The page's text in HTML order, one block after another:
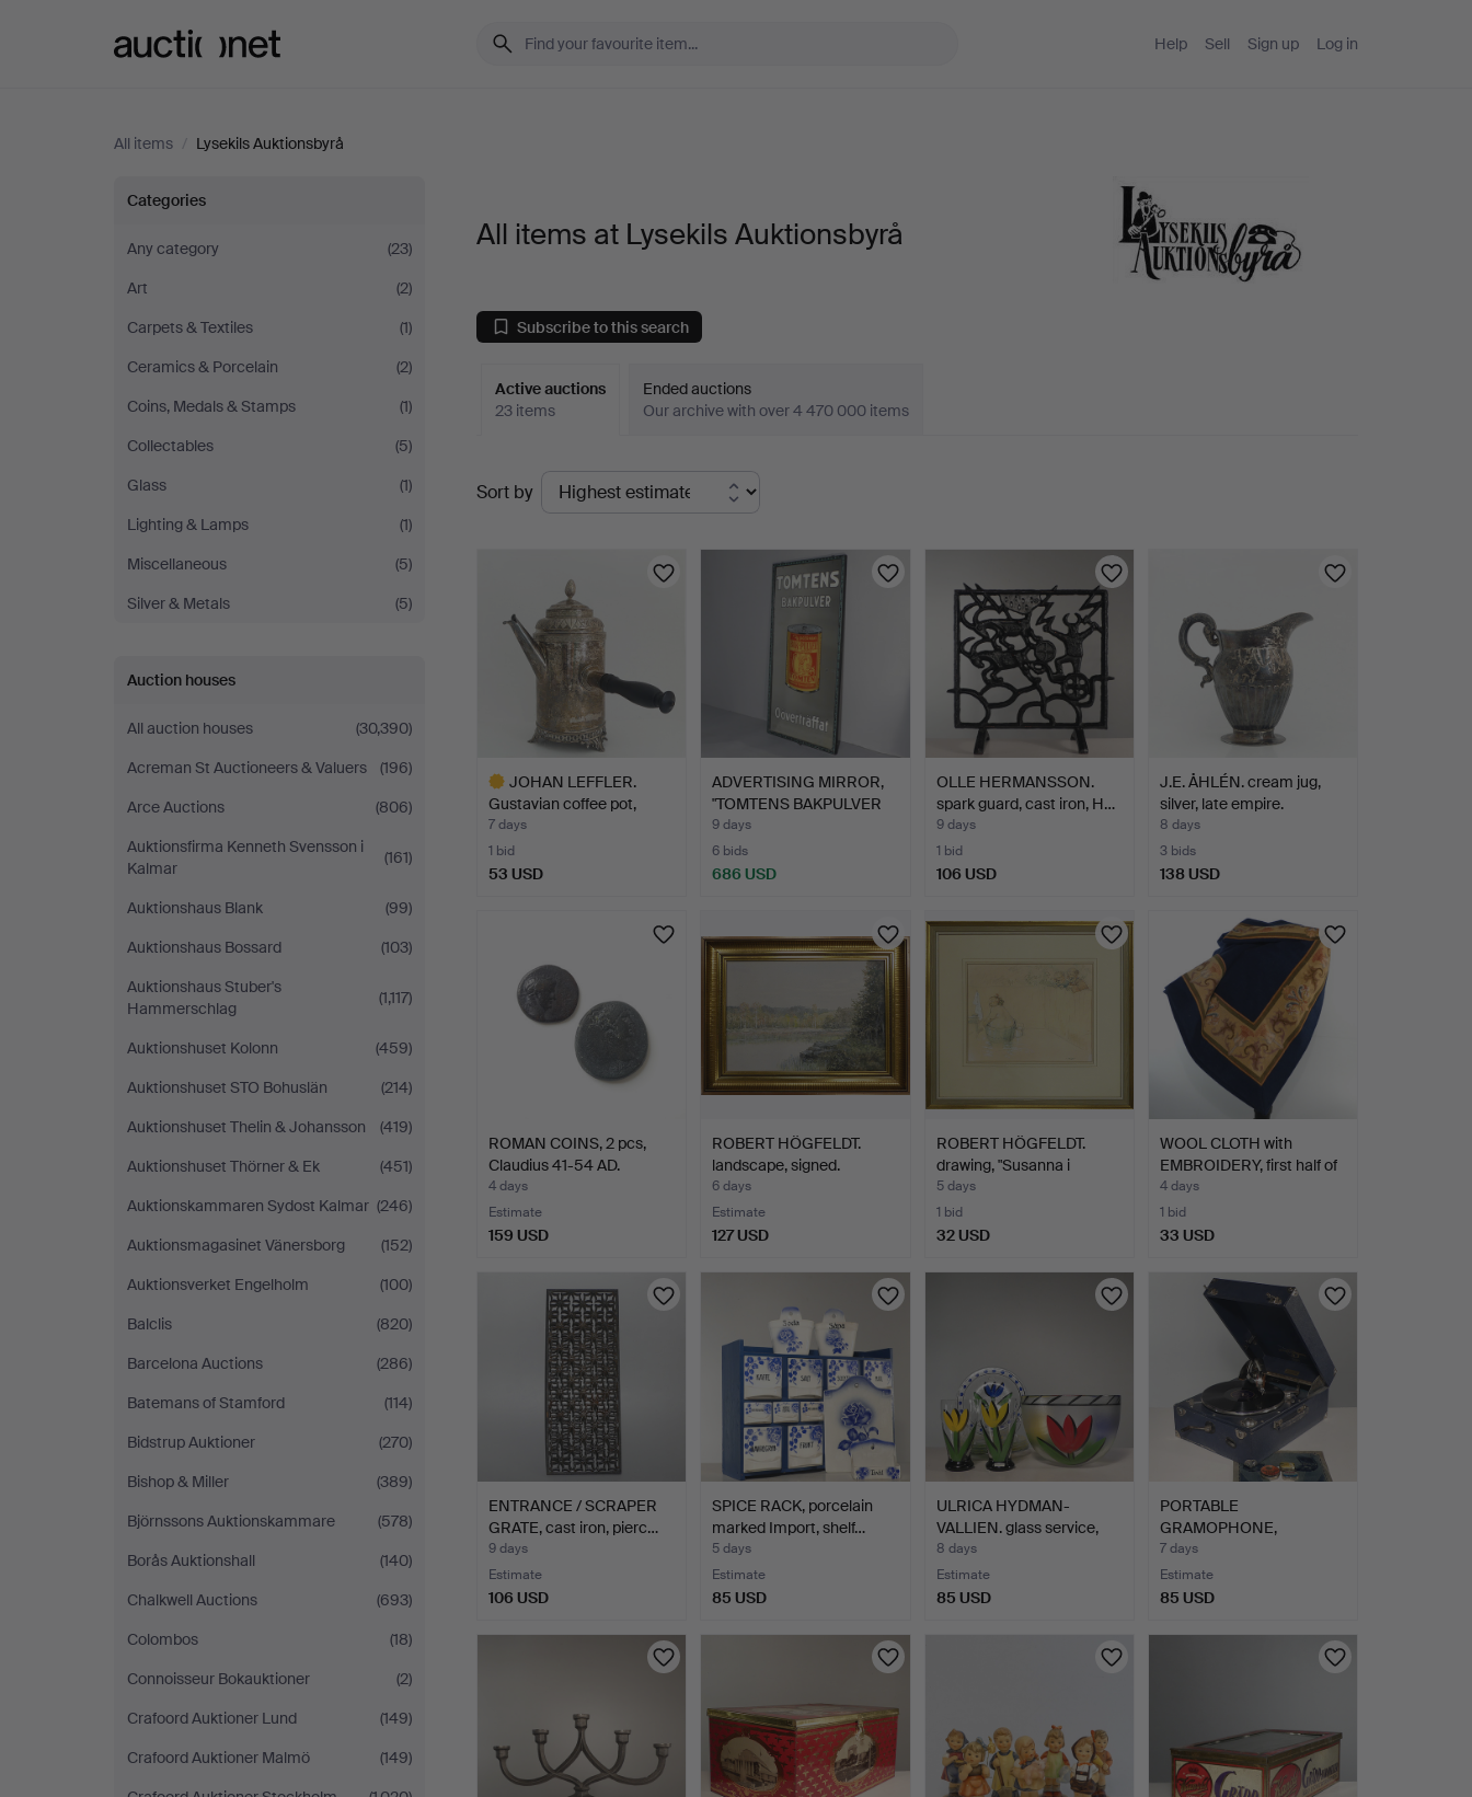
Help Sell Sign up Log in
All items / Lysekils Auktionsbyrå
All
items
at
Lysekils
Auktionsbyrå
Categories
Any category
(23)
Art
(2)
Carpets & Textiles
(1)
Ceramics & Porcelain
(2)
Coins, Medals & Stamps
(1)
Collectables
(5)
Glass
(1)
Lighting & Lamps
(1)
Miscellaneous
(5)
Silver & Metals
(5)
Auction houses
All auction houses
(30,390)
Acreman St Auctioneers & Valuers
(196)
Arce Auctions
(806)
Auktionsfirma Kenneth Svensson i
Kalmar
(161)
Auktionshaus Blank
(99)
Auktionshaus Bossard
(103)
Auktionshaus Stuber's
Hammerschlag
(1,117)
Auktionshuset Kolonn
(459)
Auktionshuset STO Bohuslän
(214)
Auktionshuset Thelin & Johansson
(419)
Auktionshuset Thörner & Ek
(451)
Auktionskammaren Sydost Kalmar (246)
Auktionsmagasinet Vänersborg
(152)
Auktionsverket Engelholm
(100)
Balclis
(820)
Barcelona Auctions
(286)
Batemans of Stamford
(114)
Bidstrup Auktioner
(270)
Bishop & Miller
(389)
Björnssons Auktionskammare
(578)
Borås Auktionshall
(140)
Chalkwell Auctions
(693)
Colombos
(18)
Connoisseur Bokauktioner
(2)
Crafoord Auktioner Lund
(149)
Crafoord Auktioner Malmö
(149)
All items at Lysekils Auktionsbyrå
Subscribe to this search
Active auctions
23 items
Ended auctions
Our archive with over 4 470 000 items
Active
auctions
Sort by
JOHAN LEFFLER.
Gustavian coffee pot,
silve…
7 days
1 bid
53 USD
ADVERTISING MIRROR,
"TOMTENS BAKPULVER
Oöv…
9 days
6 bids
686 USD
OLLE HERMANSSON.
spark guard, cast iron, H…
9 days
1 bid
106 USD
J.E. ÅHLÉN. cream jug,
silver, late empire.
8 days
3 bids
138 USD
ROMAN COINS, 2 pcs,
Claudius 41-54 AD.
4 days
Estimate
159 USD
ROBERT HÖGFELDT.
landscape, signed.
6 days
Estimate
127 USD
ROBERT HÖGFELDT.
drawing, "Susanna i
badet…
5 days
1 bid
32 USD
WOOL CLOTH with
EMBROIDERY, first half of
…
4 days
1 bid
33 USD
ENTRANCE / SCRAPER
GRATE, cast iron, pierc…
9 days
Estimate
106 USD
SPICE RACK, porcelain
marked Import, shelf…
5 days
Estimate
85 USD
ULRICA HYDMAN-
VALLIEN. glass service,
Kost…
8 days
Estimate
85 USD
PORTABLE
GRAMOPHONE,
Columbia No 202.
7 days
Estimate
85 USD